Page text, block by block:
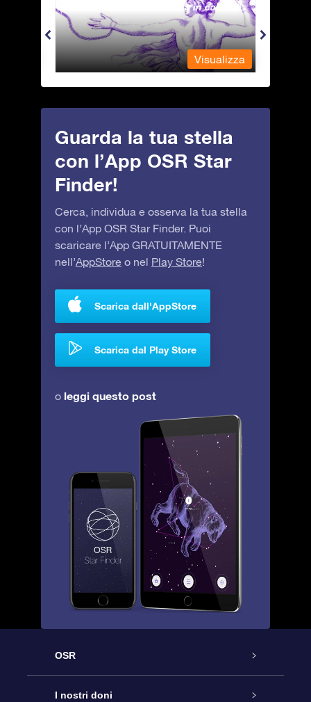
Andromeda - La fanciulla in catene
Visualizza
Guarda la tua stella
con l’App OSR Star
Finder!
Cerca, individua e osserva la tua stella
con l’App OSR Star Finder. Puoi
scaricare l’App GRATUITAMENTE
nell’AppStore o nel Play Store!
Scarica dall'AppStore
Scarica dal Play Store
o leggi questo post
OSR
Assistenza
I nostri doni